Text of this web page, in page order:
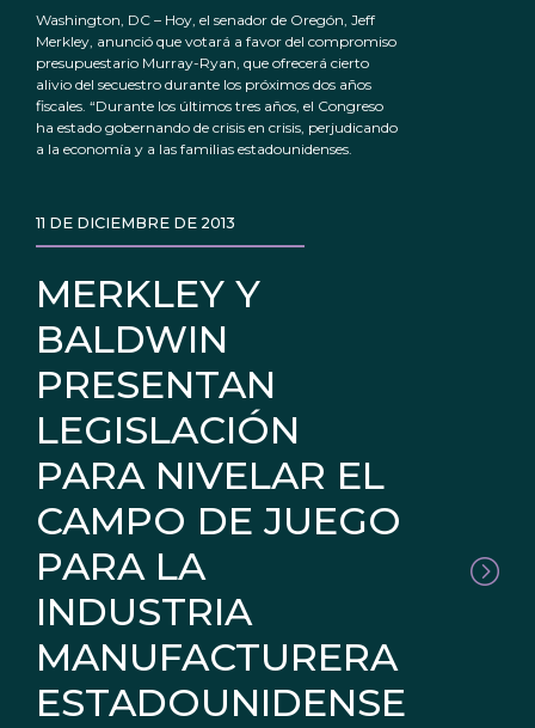
Washington, DC – Hoy, el senador de Oregón, Jeff
Merkley, anunció que votará a favor del compromiso
presupuestario Murray-Ryan, que ofrecerá cierto
alivio del secuestro durante los próximos dos años
fiscales. “Durante los últimos tres años, el Congreso
ha estado gobernando de crisis en crisis, perjudicando
a la economía y a las familias estadounidenses.
MERKLEY Y
BALDWIN
PRESENTAN
LEGISLACIÓN
PARA NIVELAR EL
CAMPO DE JUEGO
PARA LA
INDUSTRIA
MANUFACTURERA
ESTADOUNIDENSE
11 DE DICIEMBRE DE 2013